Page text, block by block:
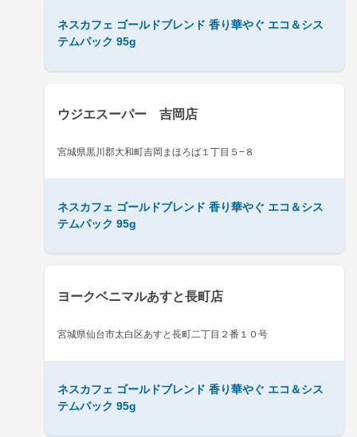
ネスカフェ ゴールドブレンド 香り華やぐ エコ＆シス
テムパック 95g
ウジエスーパー 吉岡店
宮城県黒川郡大和町吉岡まほろば１丁目５−８
ネスカフェ ゴールドブレンド 香り華やぐ エコ＆シス
テムパック 95g
ヨークベニマルあすと長町店
宮城県仙台市太白区あすと長町二丁目２番１０号
ネスカフェ ゴールドブレンド 香り華やぐ エコ＆シス
テムパック 95g